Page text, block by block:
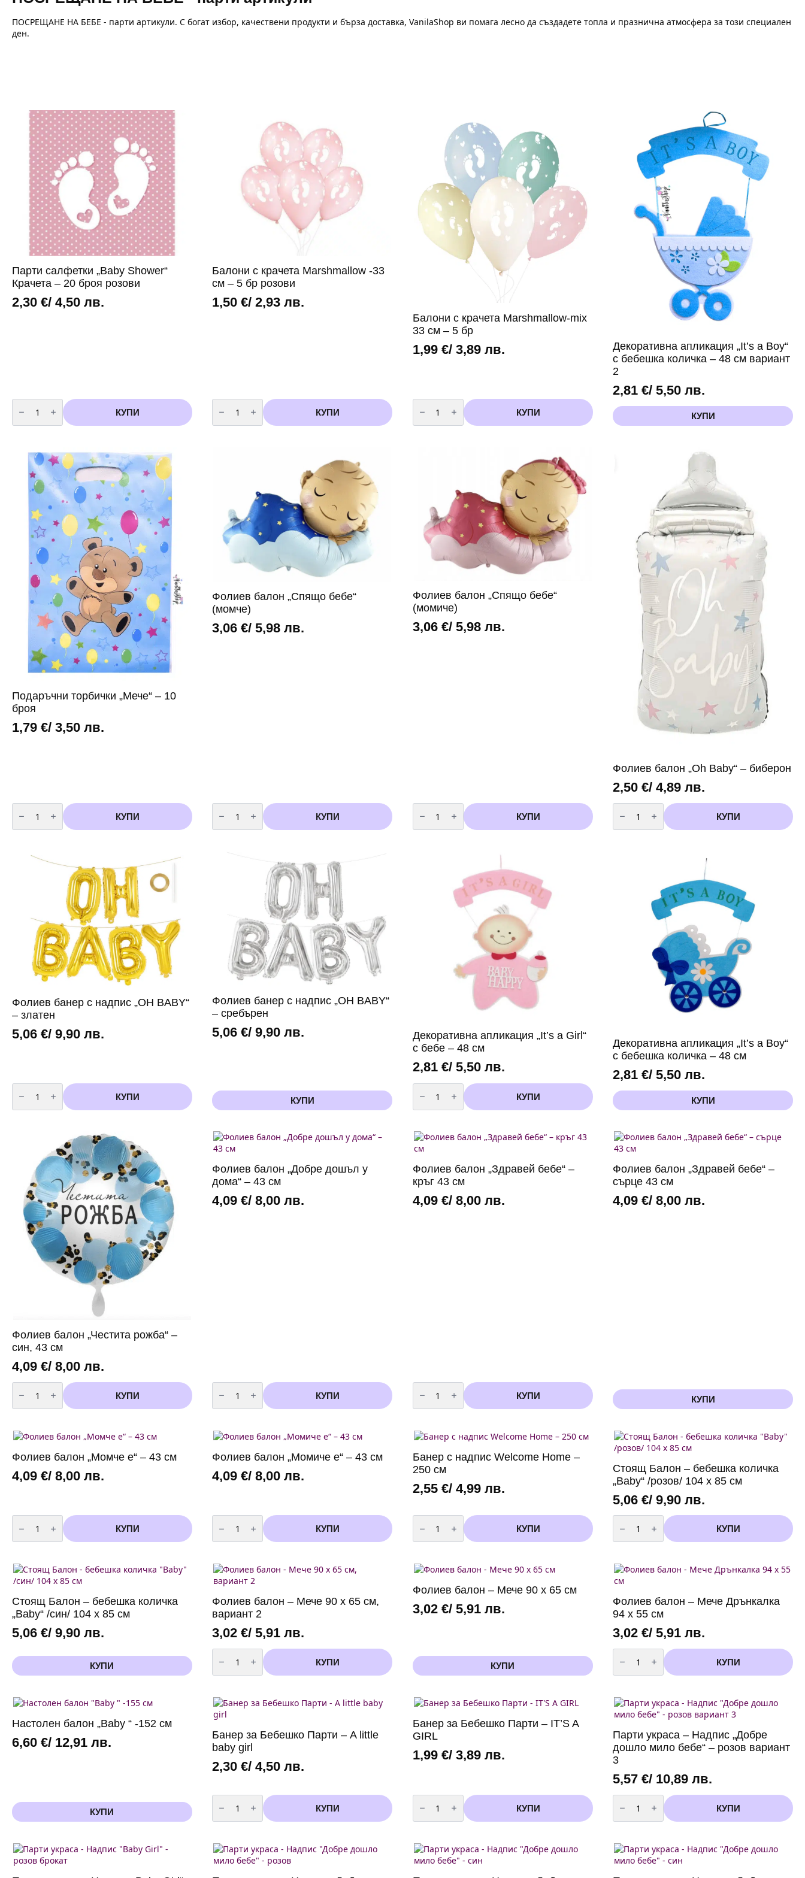
ПОСРЕЩАНЕ НА БЕБЕ - парти артикули. С богат избор, качествени продукти и бърза доставка, VanilaShop ви помага лесно да създадете топла и празнична атмосфера за този специален
ден.
Парти салфетки „Baby Shower“
Крачета – 20 броя розови
2,30 €/ 4,50 лв.
количество
за
Парти
салфетки
Крачета
броя
розови
КУПИ
Балони с крачета Marshmallow -33
см – 5 бр розови
1,50€/ 2,93 лв.
количество
за
Балони
с
КУПИ
Балони с крачета Marshmallow-mix
33 см – 5 бр
1,99 €/ 3,89 лв.
количество
за
Балони
с
КУПИ
Декоративна апликация „It’s a Boy“
с бебешка количка – 48 см вариант
2
2,81€/ 5,50 лв.
КУПИ
Подаръчни торбички „Мече“ – 10
броя
1,79 €/ 3,50 лв.
количество
за
Подаръчни
торбички
КУПИ
Фолиев балон „Спящо бебе“
(момче)
3,06€/ 5,98 лв.
количество
за
Фолиев
балон
КУПИ
Фолиев балон „Спящо бебе“
(момиче)
3,06 €/ 5,98 лв.
количество
за
Фолиев
балон
КУПИ
Фолиев балон „Oh Baby“ – биберон
2,50€/ 4,89 лв.
количество
за
Фолиев
балон
КУПИ
Фолиев банер с надпис „OH BABY“
– златен
5,06 €/ 9,90 лв.
количество
за
Фолиев
банер
златен
КУПИ
Фолиев банер с надпис „OH BABY“
– сребърен
5,06€/ 9,90 лв.
КУПИ
Декоративна апликация „It’s a Girl“
с бебе – 48 см
2,81 €/ 5,50 лв.
количество
за
Декоративна
апликация
Girl“
с
бебе
48
см
КУПИ
Декоративна апликация „It’s a Boy“
с бебешка количка – 48 см
2,81€/ 5,50 лв.
КУПИ
Фолиев балон „Честита рожба“ –
син, 43 см
4,09 €/ 8,00 лв.
количество
за
Фолиев
балон
–
син,
43
см
КУПИ
Фолиев балон „Добре дошъл у
дома“ – 43 см
4,09€/ 8,00 лв.
количество
за
Фолиев
балон
у
дома“
–
43
см
КУПИ
Фолиев балон „Здравей бебе“ –
кръг 43 см
4,09 €/ 8,00 лв.
количество
за
Фолиев
балон
–
кръг
43
см
КУПИ
Фолиев балон „Здравей бебе“ –
сърце 43 см
4,09€/ 8,00 лв.
КУПИ
Фолиев балон „Момче е“ – 43 см
4,09 €/ 8,00 лв.
количество
за
Фолиев
балон
–
43
см
КУПИ
Фолиев балон „Момиче е“ – 43 см
4,09€/ 8,00 лв.
количество
за
Фолиев
балон
–
43
см
КУПИ
Банер с надпис Welcome Home –
250 см
2,55 €/ 4,99 лв.
количество
за
Банер
с
Home
250
см
КУПИ
Стоящ Балон – бебешка количка
„Baby“ /розов/ 104 x 85 см
5,06€/ 9,90 лв.
количество
за
Стоящ
Балон
количка
"Baby"
/
104
x
85
см
КУПИ
Стоящ Балон – бебешка количка
„Baby“ /син/ 104 x 85 см
5,06 €/ 9,90 лв.
КУПИ
Фолиев балон – Мече 90 x 65 см,
вариант 2
3,02€/ 5,91 лв.
количество
за
Фолиев
балон
90
x
65
вариант
2
КУПИ
Фолиев балон – Мече 90 x 65 см
3,02 €/ 5,91 лв.
КУПИ
Фолиев балон – Мече Дрънкалка
94 x 55 см
3,02€/ 5,91 лв.
количество
за
Фолиев
балон
Дрънкалка
94
x
см
КУПИ
Настолен балон „Baby “ -152 см
6,60 €/ 12,91 лв.
КУПИ
Банер за Бебешко Парти – A little
baby girl
2,30€/ 4,50 лв.
количество
за
Банер
за
-
A
little
КУПИ
Банер за Бебешко Парти – IT’S A
GIRL
1,99 €/ 3,89 лв.
количество
за
Банер
за
-
IT'S
A
КУПИ
Парти украса – Надпис „Добре
дошло мило бебе“ – розов вариант
3
5,57€/ 10,89 лв.
количество
за
Парти
украса
"Добре
дошло
мило
КУПИ